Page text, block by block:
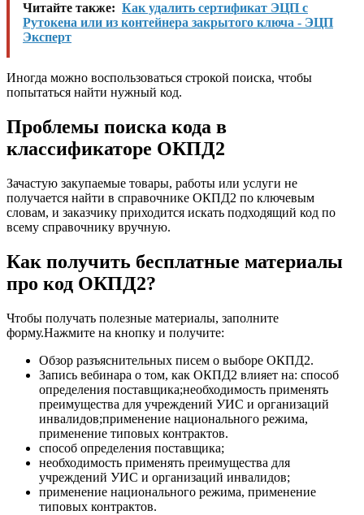
Читайте также: Как удалить сертификат ЭЦП с
Рутокена или из контейнера закрытого ключа - ЭЦП
Эксперт
Иногда можно воспользоваться строкой поиска, чтобы
попытаться найти нужный код.
Проблемы поиска кода в
классификаторе ОКПД2
Зачастую закупаемые товары, работы или услуги не
получается найти в справочнике ОКПД2 по ключевым
словам, и заказчику приходится искать подходящий код по
всему справочнику вручную.
Как получить бесплатные материалы
про код ОКПД2?
Чтобы получать полезные материалы, заполните
форму.Нажмите на кнопку и получите:
Обзор разъяснительных писем о выборе ОКПД2.
Запись вебинара о том, как ОКПД2 влияет на: способ
определения поставщика;необходимость применять
преимущества для учреждений УИС и организаций
инвалидов;применение национального режима,
применение типовых контрактов.
способ определения поставщика;
необходимость применять преимущества для
учреждений УИС и организаций инвалидов;
применение национального режима, применение
типовых контрактов.